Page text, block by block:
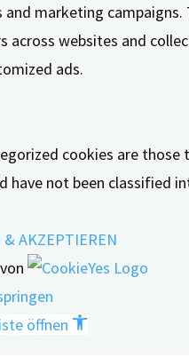
and marketing campaigns.
across websites and
ads.
cookies are those
have not been classified
& AKZEPTIEREN
öffnen